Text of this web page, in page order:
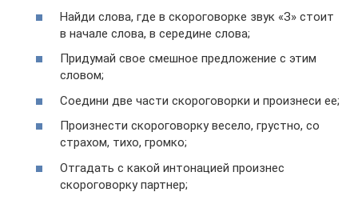
Найди слова, где в скороговорке звук «З» стоит
в начале слова, в середине слова;
Придумай свое смешное предложение с этим
словом;
Соедини две части скороговорки и произнеси ее;
Произнести скороговорку весело, грустно, со
страхом, тихо, громко;
Отгадать с какой интонацией произнес
скороговорку партнер;